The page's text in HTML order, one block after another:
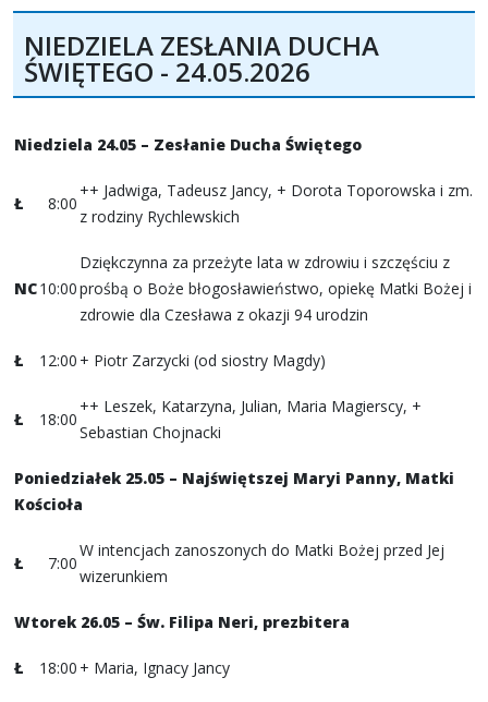
NIEDZIELA ZESŁANIA DUCHA
ŚWIĘTEGO - 24.05.2026
Niedziela 24.05 – Zesłanie Ducha Świętego
Ł 8:00
++ Jadwiga, Tadeusz Jancy, + Dorota Toporowska i zm.
z rodziny Rychlewskich
NC10:00
Dziękczynna za przeżyte lata w zdrowiu i szczęściu z
prośbą o Boże błogosławieństwo, opiekę Matki Bożej i
zdrowie dla Czesława z okazji 94 urodzin
Ł 12:00 + Piotr Zarzycki (od siostry Magdy)
Ł 18:00
++ Leszek, Katarzyna, Julian, Maria Magierscy, +
Sebastian Chojnacki
Poniedziałek 25.05 – Najświętszej Maryi Panny, Matki
Kościoła
Ł 7:00
W intencjach zanoszonych do Matki Bożej przed Jej
wizerunkiem
Wtorek 26.05 – Św. Filipa Neri, prezbitera
Ł 18:00 + Maria, Ignacy Jancy